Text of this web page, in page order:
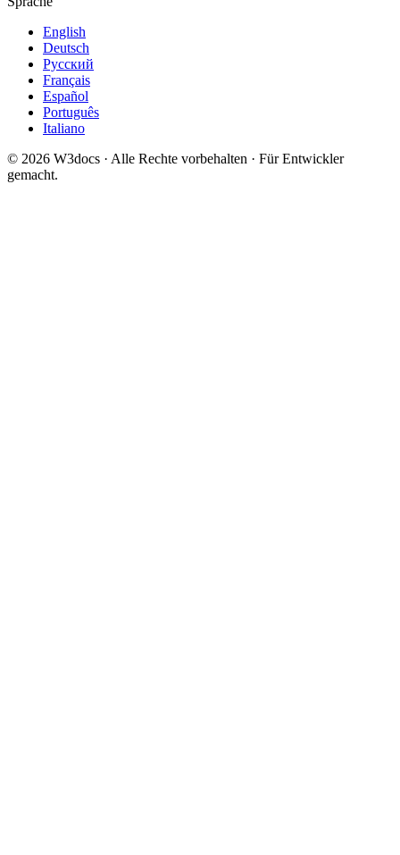
English
Deutsch
Русский
Français
Español
Português
Italiano
© 2026 W3docs · Alle Rechte vorbehalten · Für Entwickler
gemacht.